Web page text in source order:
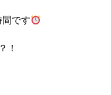
です
！